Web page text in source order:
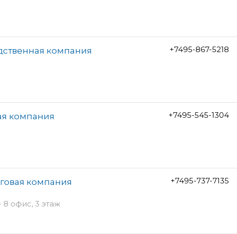
компания +7495-867-5218
компания +7495-545-1304
компания
8 офис, 3 этаж
+7495-737-7135